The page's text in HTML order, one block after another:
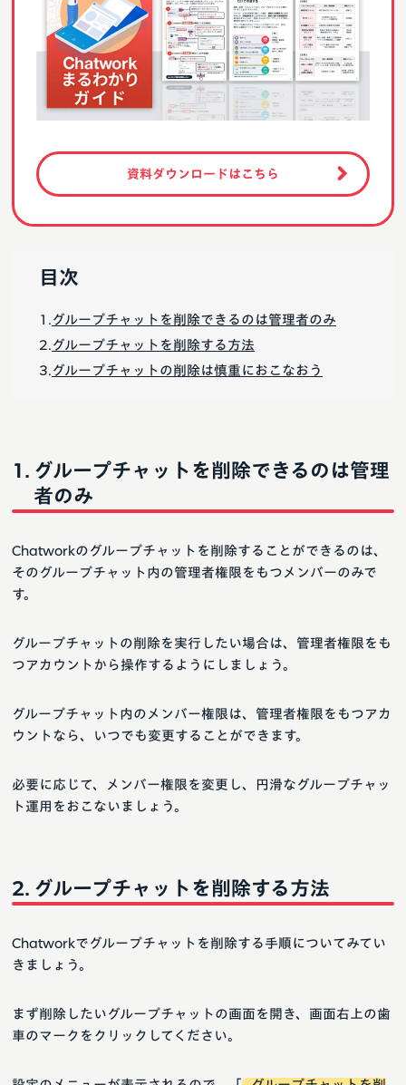
資料ダウンロードはこちら
目次
グループチャットを削除できるのは管理者のみ
グループチャットを削除する方法
グループチャットの削除は慎重におこなおう
グループチャットを削除できるのは管理
者のみ
Chatworkのグループチャットを削除することができるのは、
そのグループチャット内の管理者権限をもつメンバーのみで
す。
グループチャットの削除を実行したい場合は、管理者権限をも
つアカウントから操作するようにしましょう。
グループチャット内のメンバー権限は、管理者権限をもつアカ
ウントなら、いつでも変更することができます。
必要に応じて、メンバー権限を変更し、円滑なグループチャッ
ト運用をおこないましょう。
グループチャットを削除する方法
Chatworkでグループチャットを削除する手順についてみてい
きましょう。
まず削除したいグループチャットの画面を開き、画面右上の歯
車のマークをクリックしてください。